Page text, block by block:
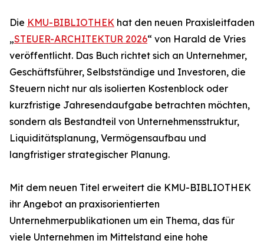
Die KMU-BIBLIOTHEK hat den neuen Praxisleitfaden
„STEUER-ARCHITEKTUR 2026“ von Harald de Vries
veröffentlicht. Das Buch richtet sich an Unternehmer,
Geschäftsführer, Selbstständige und Investoren, die
Steuern nicht nur als isolierten Kostenblock oder
kurzfristige Jahresendaufgabe betrachten möchten,
sondern als Bestandteil von Unternehmensstruktur,
Liquiditätsplanung, Vermögensaufbau und
langfristiger strategischer Planung.
Mit dem neuen Titel erweitert die KMU-BIBLIOTHEK
ihr Angebot an praxisorientierten
Unternehmerpublikationen um ein Thema, das für
viele Unternehmen im Mittelstand eine hohe